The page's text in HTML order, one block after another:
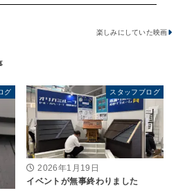
楽しみにしていた映画
グ スタッフブログ
2026年1月19日
イベントが無事終わりました